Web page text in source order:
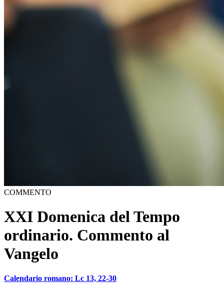
COMMENTO
XXI Domenica del Tempo
ordinario. Commento al
Vangelo
Calendario romano: Lc 13, 22-30